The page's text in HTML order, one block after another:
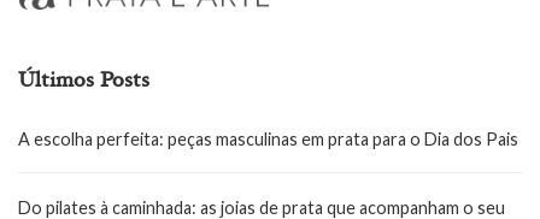
Últimos Posts
A escolha perfeita: peças masculinas em prata para o Dia dos Pais
Do pilates à caminhada: as joias de prata que acompanham o seu